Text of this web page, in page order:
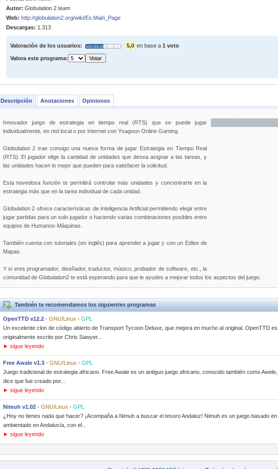
Autor: Globulation 2 team
Web: http://globulation2.org/wiki/Es:Main_Page
Descargas: 1.313
Valoración de los usuarios: 5,0 en base a 1 voto
Valora este programa:
Descripción Anotaciones Opiniones
Innovador juego de estrategia en tiempo real (RTS) que se puede jugar
individualmente, en red local o por Internet con Ysagoon Online Gaming.
Globulation 2 trae consigo una nueva forma de jugar Estrategia en Tiempo Real
(RTS). El jugador elige la cantidad de unidades que desea asignar a las tareas, y
las unidades hacen lo mejor que pueden para satisfacer la solicitud.
Esta novedosa función te permitirá controlar más unidades y concentrarte en la
estrategia más que en la tarea individual de cada unidad.
Globulation 2 ofrece características de Inteligencia Artificial permitiendo elegir entre
jugar partidas para un solo jugador o haciendo varias combinaciones posibles entre
equipos de Humanos-Máquinas.
También cuenta con tutoriales (en inglés) para aprender a jugar y con un Editor de
Mapas.
Y si eres programador, diseñador, traductor, músico, probador de software, etc., la
comunidad de Globulation2 te está esperando para que le ayudes a mejorar todos los aspectos del juego.
También te recomendamos los siguientes programas
OpenTTD v12.2- GNU/Linux - GPL
Un excelente clon de código abierto de Transport Tycoon Deluxe, que mejora en mucho al original. OpenTTD
originalmente escrito por Chris Sawyer...
► sigue leyendo
Free Awale v1.3- GNU/Linux - GPL
Juego tradicional de estrategia africano. Free Awale es un antiguo juego africano, conocido también como
dice que fue creado por...
► sigue leyendo
Nimuh v1.02- GNU/Linux - GPL
¿Hoy no tienes nada que hacer? ¡Acompaña a Nimuh a buscar el tesoro Andaluz! Nimuh es un juego basado
ambientado en Andalucía, con el...
► sigue leyendo